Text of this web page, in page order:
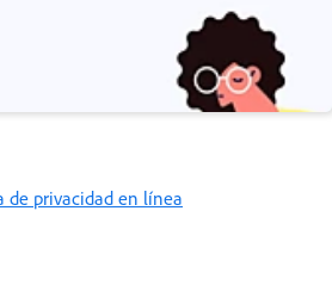
de privacidad en línea